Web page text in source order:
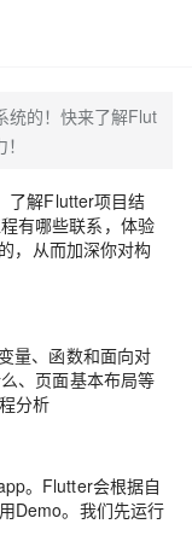
统的！快来了解Flut
了解Flutter项目结
有哪些联系，体验
，从而加深你对构
量、函数和面向对
、页面基本布局等
分析
。Flutter会根据自
Demo。我们先运行